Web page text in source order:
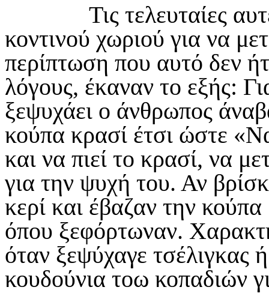
Τις τελευταίες
κοντινού χωριού για να
περίπτωση που αυτό δεν
λόγους, έκαναν το εξής:
ξεψυχάει ο άνθρωπος
κούπα κρασί έτσι ώστε
και να πιεί το κρασί, να
για την ψυχή του. Αν
κερί και έβαζαν την
όπου ξεφόρτωναν.
όταν ξεψύχαγε τσέλιγκας
κουδούνια τοω κοπαδιών